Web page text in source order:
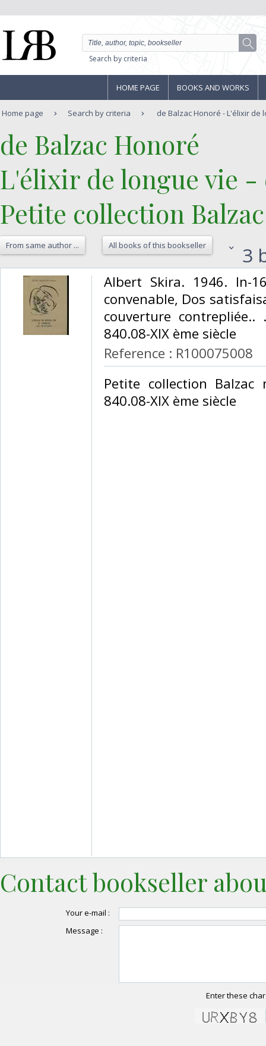
Search by criteria
HOME PAGE BOOKS AND WORKS
Home page Search by criteria de Balzac Honoré - L'élixir de
‎de Balzac Honoré‎
‎L'élixir de longue vie
Petite collection Balzac
From same author ... All books of this bookseller 3
‎Albert Skira. 1946. In-
convenable, Dos
couverture
840.08-XIX ème siècle‎
Reference : R100075008
‎Petite collection Balzac
840.08-XIX ème siècle‎
Contact bookseller
Your e-mail :
Message :
Enter these